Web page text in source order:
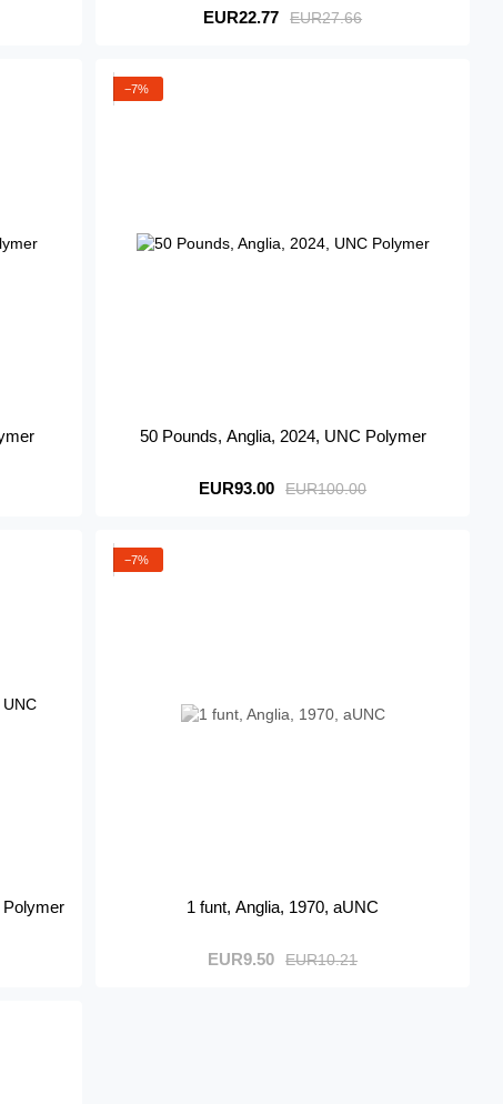
EUR27.66
EUR22.77
−7%
50 Pounds, Anglia, 2024, UNC Polymer
EUR100.00
EUR93.00
Polymer
−7%
1 funt, Anglia, 1970, aUNC
EUR10.21
EUR9.50